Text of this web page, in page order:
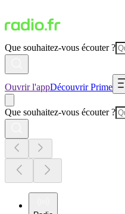
Que souhaitez-vous écouter ?
Ouvrir l'appDécouvrir Prime
Que souhaitez-vous écouter ?